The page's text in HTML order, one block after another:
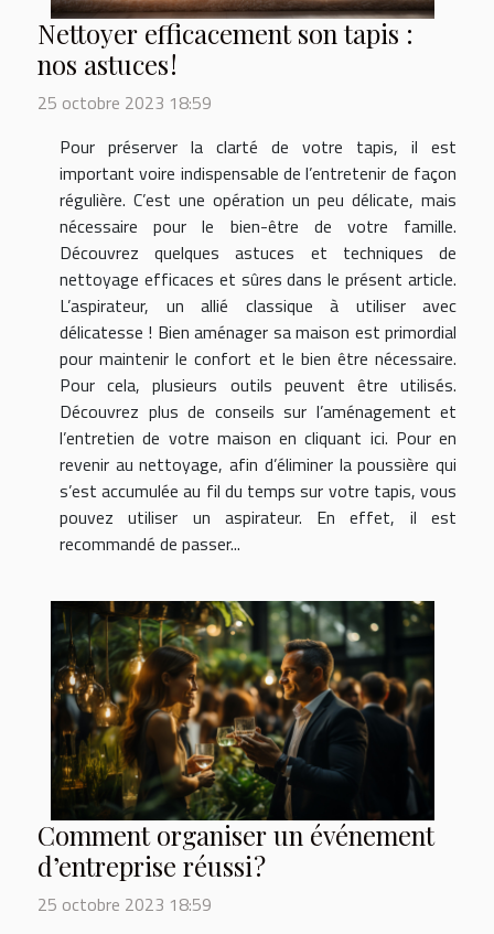
Nettoyer efficacement son tapis :
nos astuces !
25 octobre 2023 18:59
Pour préserver la clarté de votre tapis, il est
important voire indispensable de l’entretenir de façon
régulière. C’est une opération un peu délicate, mais
nécessaire pour le bien-être de votre famille.
Découvrez quelques astuces et techniques de
nettoyage efficaces et sûres dans le présent article.
L’aspirateur, un allié classique à utiliser avec
délicatesse ! Bien aménager sa maison est primordial
pour maintenir le confort et le bien être nécessaire.
Pour cela, plusieurs outils peuvent être utilisés.
Découvrez plus de conseils sur l’aménagement et
l’entretien de votre maison en cliquant ici. Pour en
revenir au nettoyage, afin d’éliminer la poussière qui
s’est accumulée au fil du temps sur votre tapis, vous
pouvez utiliser un aspirateur. En effet, il est
recommandé de passer...
Comment organiser un événement
d’entreprise réussi ?
25 octobre 2023 18:59